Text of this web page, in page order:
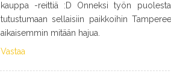
kauppa -reittiä :D Onneksi työn
tutustumaan sellaisiin paikkoihin
aikaisemmin mitään hajua.
Vastaa